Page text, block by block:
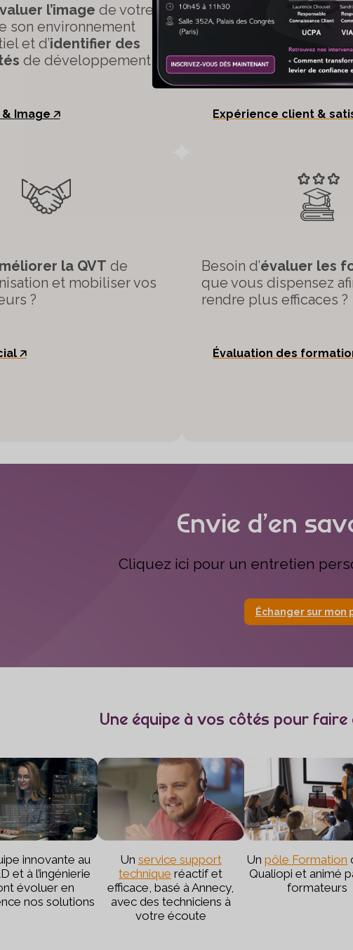
l’image de votre
son environnement
et d’identifier des
de développement ?
Image 🡥
Besoin d’identifier les
satisfaction
et savoir
renforcer la fidélité
?
Expérience client &
la QVT de
et mobiliser vos
?
🡥
Besoin d’évaluer les
que vous dispensez
rendre plus efficaces ?
Évaluation des
Envie d’en
Cliquez ici pour un entretien
Échanger sur mon
Une équipe à vos côtés pour
innovante au
et à l’ingénierie
évoluer en
nos solutions
Un service support
technique réactif et
efficace, basé à Annecy,
avec des techniciens à
votre écoute
Unpôle Formation
Qualiopi et animé
formateurs